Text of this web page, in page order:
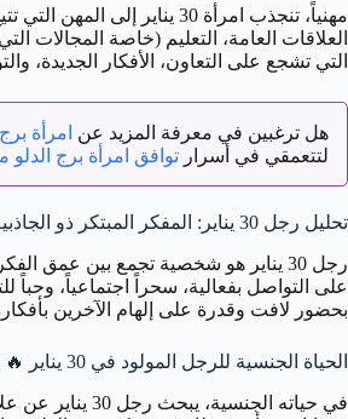
العلاقات العامة، التعليم (خاصة المجالات
التي تشجع على التعاون، الأفكار الجديدة،
هل ترغبين في معرفة المزيد عن امرأة
لتتعمقي في أسرار توافق امرأة برج الدلو
تحليل رجل 30 يناير: المفكر المبتكر ذو الجاذبية الاجتماعية
على التواصل بفعالية، سحراً اجتماعياً،
بحضور لافت وقدرة على إلهام الآخرين
الحياة الجنسية للرجل المولود في 30 يناير
🔥